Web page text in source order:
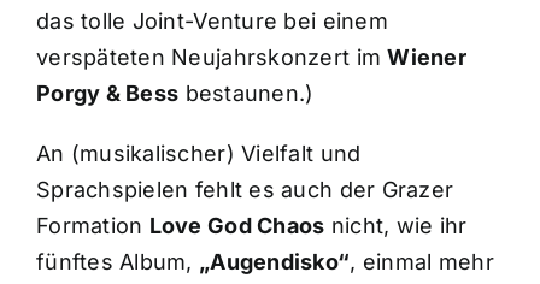
das tolle Joint-Venture bei einem
verspäteten Neujahrskonzert imWiener
Porgy & Bess bestaunen.)
An (musikalischer) Vielfalt und
Sprachspielen fehlt es auch der Grazer
Formation Love God Chaos nicht, wie ihr
fünftes Album, „Augendisko“, einmal mehr